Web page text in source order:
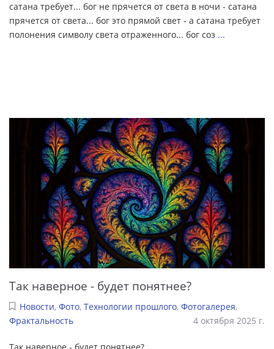
сатана требует... бог не прячется от света в ночи - сатана
прячется от света... бог это прямой свет - а сатана требует
полонения символу света отраженного... бог соз ...
Так наверное - будет понятнее?
Новости, Фото, Технологии прошлого, Фотогалерея,
Фрактальность
4 октября 2025 г.